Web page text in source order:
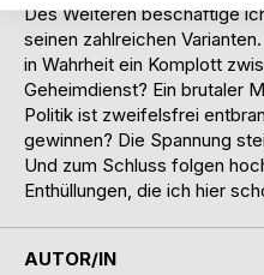
Des Weiteren beschäftige
seinen zahlreichen
in Wahrheit ein Komplott
Geheimdienst? Ein brutaler
Politik ist zweifelsfrei
gewinnen? Die Spannung
Und zum Schluss folgen
Enthüllungen, die ich hier
AUTOR/IN